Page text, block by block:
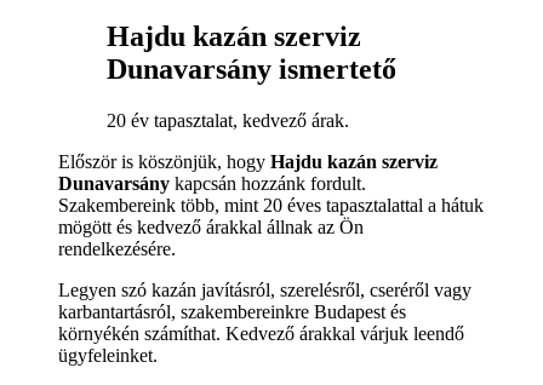
Hajdu kazán szerviz
Dunavarsány ismertető
20 év tapasztalat, kedvező árak.
Először is köszönjük, hogy Hajdu kazán szerviz
Dunavarsány kapcsán hozzánk fordult.
Szakembereink több, mint 20 éves tapasztalattal a hátuk
mögött és kedvező árakkal állnak az Ön
rendelkezésére.
Legyen szó kazán javításról, szerelésről, cseréről vagy
karbantartásról, szakembereinkre Budapest és
környékén számíthat. Kedvező árakkal várjuk leendő
ügyfeleinket.